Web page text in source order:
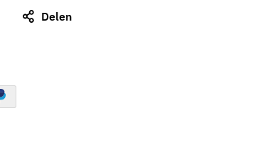
Delen